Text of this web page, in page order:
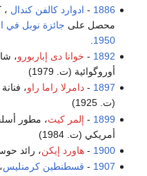
1886
- ادوارد كالفن كندال ،
محصل على جائزة نوبل في
1950
1892
- خوانا دى إباربورو،
أوروگوائية (ت. 1979)
1897
-دامرلا راما راو،
(ت. 1925)
1899
- إلمر كيث، مطور
أمريكي (ت. 1984)
1900
-هاورد إيكن، رائد
1907
- قسطنطين كرمنليس